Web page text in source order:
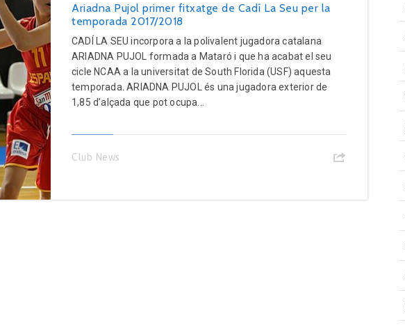
Ariadna Pujol primer fitxatge de Cadí La Seu per la
temporada 2017/2018
CADÍ LA SEU incorpora a la polivalent jugadora catalana
ARIADNA PUJOL formada a Mataró i que ha acabat el seu
cicle NCAA a la universitat de South Florida (USF) aquesta
temporada. ARIADNA PUJOL és una jugadora exterior de
1,85 d’alçada que pot ocupa...
Club News